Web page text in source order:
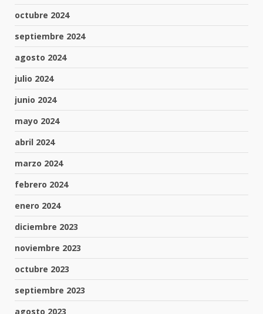
octubre 2024
septiembre 2024
agosto 2024
julio 2024
junio 2024
mayo 2024
abril 2024
marzo 2024
febrero 2024
enero 2024
diciembre 2023
noviembre 2023
octubre 2023
septiembre 2023
agosto 2023